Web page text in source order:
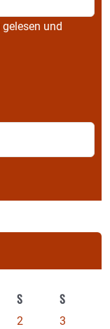
gelesen und
S S
2
3